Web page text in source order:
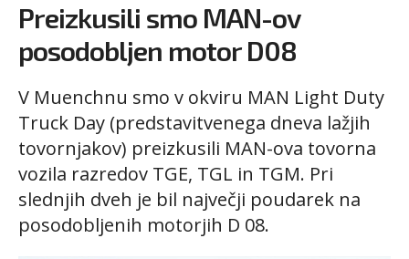
Preizkusili smo MAN-ov
posodobljen motor D08
V Muenchnu smo v okviru MAN Light Duty
Truck Day (predstavitvenega dneva lažjih
tovornjakov) preizkusili MAN-ova tovorna
vozila razredov TGE, TGL in TGM. Pri
slednjih dveh je bil največji poudarek na
posodobljenih motorjih D 08.